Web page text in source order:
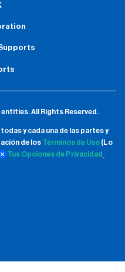
entities.All Rights Reserved.
y cada una de las partes y
de los Términos de Uso(Lo
Tus Opciones de Privacidad .